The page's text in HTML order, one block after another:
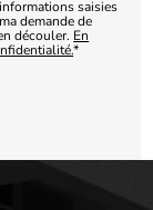
saisies
demande de
découler. En
*